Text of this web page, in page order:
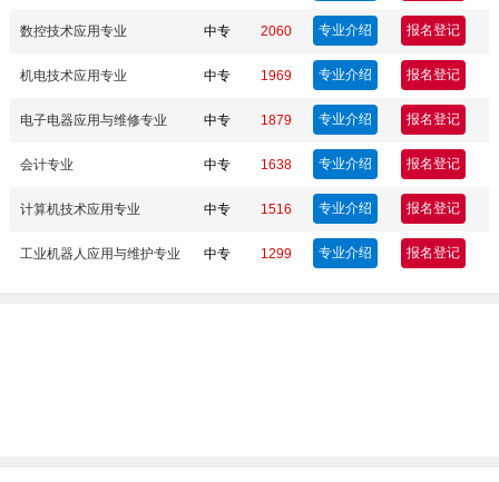
数控技术应用专业 中专 2060 专业介绍 报名登记
机电技术应用专业 中专 1969 专业介绍 报名登记
电子电器应用与维修专业 中专 1879 专业介绍 报名登记
会计专业 中专 1638 专业介绍 报名登记
计算机技术应用专业 中专 1516 专业介绍 报名登记
工业机器人应用与维护专业 中专 1299 专业介绍 报名登记